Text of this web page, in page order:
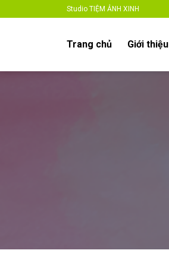
to
Studio TIỆM ẢNH XINH
Trang chủ Giới thiệu